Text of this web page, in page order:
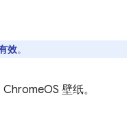
效。
壁纸。